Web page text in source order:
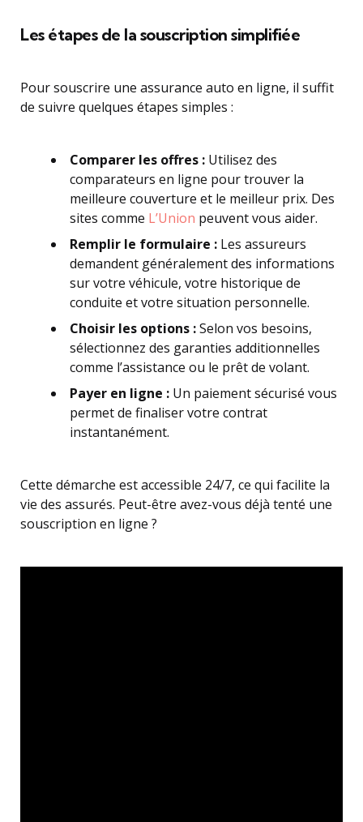
Les étapes de la souscription simplifiée
Pour souscrire une assurance auto en ligne, il suffit
de suivre quelques étapes simples :
Comparer les offres : Utilisez des
comparateurs en ligne pour trouver la
meilleure couverture et le meilleur prix. Des
sites comme L’Union peuvent vous aider.
Remplir le formulaire : Les assureurs
demandent généralement des informations
sur votre véhicule, votre historique de
conduite et votre situation personnelle.
Choisir les options :Selon vos besoins,
sélectionnez des garanties additionnelles
comme l’assistance ou le prêt de volant.
Payer en ligne : Un paiement sécurisé vous
permet de finaliser votre contrat
instantanément.
Cette démarche est accessible 24/7, ce qui facilite la
vie des assurés. Peut-être avez-vous déjà tenté une
souscription en ligne ?